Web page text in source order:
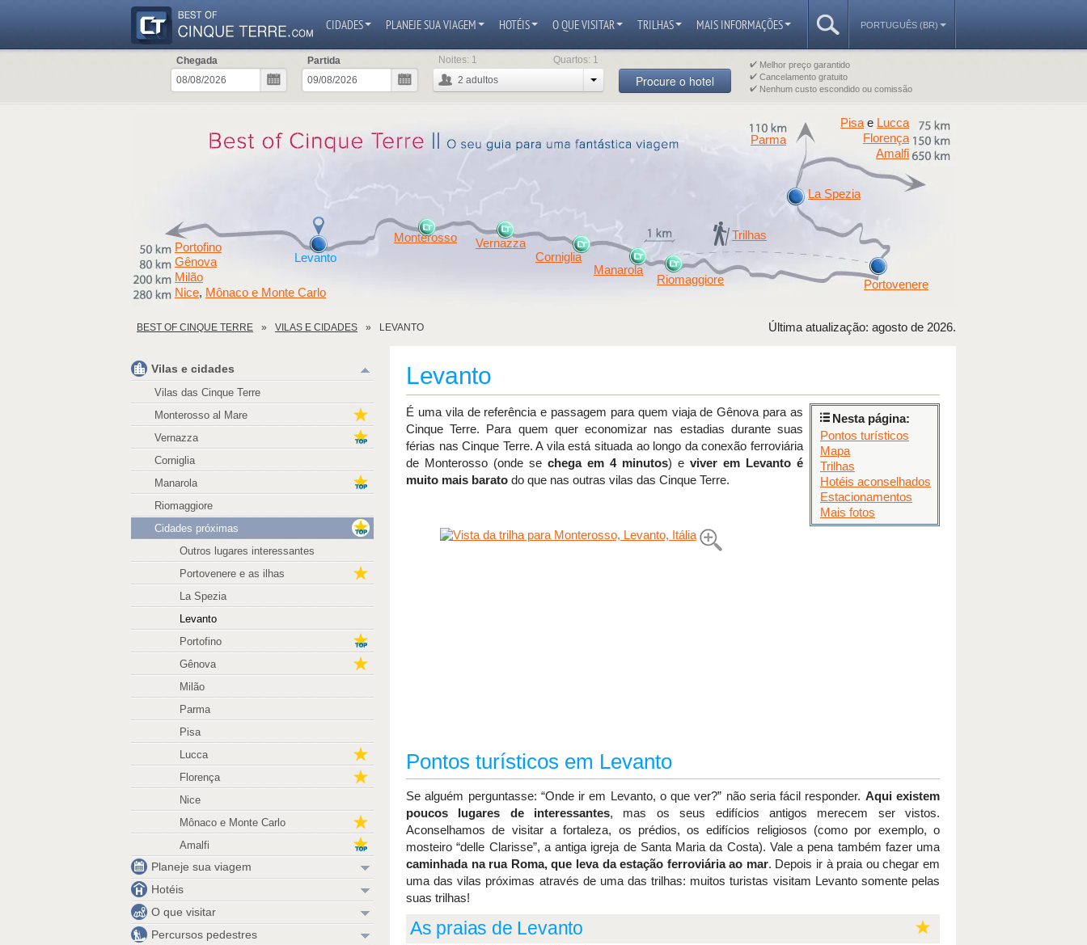
PORTUGUÊS (BR)
CIDADES PLANEJE SUA VIAGEM HOTÉIS O QUE VISITAR TRILHAS MAIS INFORMAÇÕES
Chegada
Partida
2 adultos
Noites: 1 Quartos: 1
Procure o hotel
Melhor preço garantido
Cancelamento gratuito
Nenhum custo escondido ou comissão
Levanto
Monterosso
Vernazza
Corniglia
Manarola
Riomaggiore Portovenere
La Spezia
Trilhas
Gênova
Milão
Parma
Pisa e Lucca
Florença
Nice, Mônaco e Monte Carlo
Amalfi
Portofino
Última atualização: agosto de 2026.
BEST OF CINQUE TERRE VILAS E CIDADES LEVANTO
Levanto
Nesta página:
Pontos turísticos
Mapa
Trilhas
Hotéis aconselhados
Estacionamentos
Mais fotos
É uma vila de referência e passagem para quem viaja de Gênova para as
Cinque Terre. Para quem quer economizar nas estadias durante suas
férias nas Cinque Terre. A vila está situada ao longo da conexão ferroviária
de Monterosso (onde se chega em 4 minutos) e viver em Levanto é
muito mais barato do que nas outras vilas das Cinque Terre.
Pontos turísticos em Levanto
Se alguém perguntasse: “Onde ir em Levanto, o que ver?” não seria fácil responder. Aqui existem
poucos lugares de interessantes, mas os seus edifícios antigos merecem ser vistos.
Aconselhamos de visitar a fortaleza, os prédios, os edifícios religiosos (como por exemplo, o
mosteiro “delle Clarisse”, a antiga igreja de Santa Maria da Costa). Vale a pena também fazer uma
caminhada na rua Roma, que leva da estação ferroviária ao mar. Depois ir à praia ou chegar em
uma das vilas próximas através de uma das trilhas: muitos turistas visitam Levanto somente pelas
suas trilhas!
As praias de Levanto
Vilas e cidades
Vilas das Cinque Terre
Monterosso al Mare
Vernazza
Corniglia
Manarola
Riomaggiore
Cidades próximas
Outros lugares interessantes
Portovenere e as ilhas
La Spezia
Levanto
Portofino
Gênova
Milão
Parma
Pisa
Lucca
Florença
Nice
Mônaco e Monte Carlo
Amalfi
Planeje sua viagem
Hotéis
O que visitar
Percursos pedestres